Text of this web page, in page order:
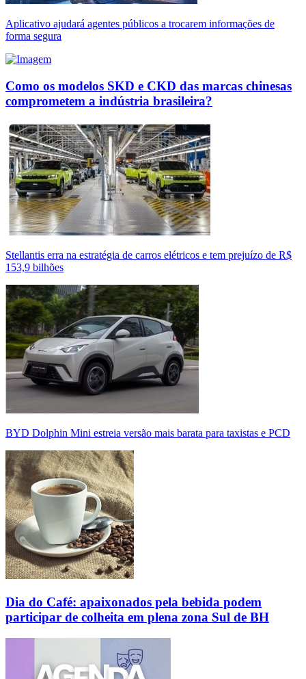
Aplicativo ajudará agentes públicos a trocarem informações de
forma segura
Como os modelos SKD e CKD das marcas chinesas
comprometem a indústria brasileira?
Stellantis erra na estratégia de carros elétricos e tem prejuízo de R$
153,9 bilhões
BYD Dolphin Mini estreia versão mais barata para taxistas e PCD
Dia do Café: apaixonados pela bebida podem
participar de colheita em plena zona Sul de BH